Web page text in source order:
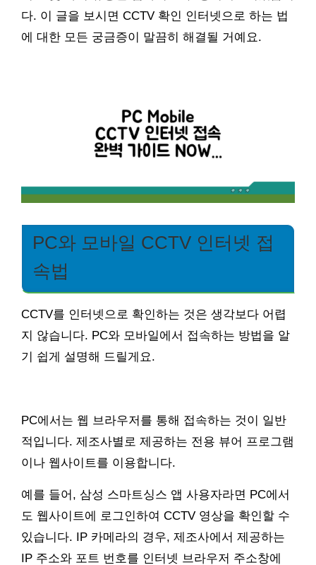
다. 이 글을 보시면 CCTV 확인 인터넷으로 하는 법
에 대한 모든 궁금증이 말끔히 해결될 거예요.
PC와 모바일 CCTV 인터넷 접
속법
CCTV를 인터넷으로 확인하는 것은 생각보다 어렵
지 않습니다. PC와 모바일에서 접속하는 방법을 알
기 쉽게 설명해 드릴게요.
PC에서는 웹 브라우저를 통해 접속하는 것이 일반
적입니다. 제조사별로 제공하는 전용 뷰어 프로그램
이나 웹사이트를 이용합니다.
예를 들어, 삼성 스마트싱스 앱 사용자라면 PC에서
도 웹사이트에 로그인하여 CCTV 영상을 확인할 수
있습니다. IP 카메라의 경우, 제조사에서 제공하는
IP 주소와 포트 번호를 인터넷 브라우저 주소창에